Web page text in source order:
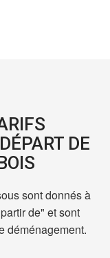
DE
sont donnés à
de" et sont
déménagement.